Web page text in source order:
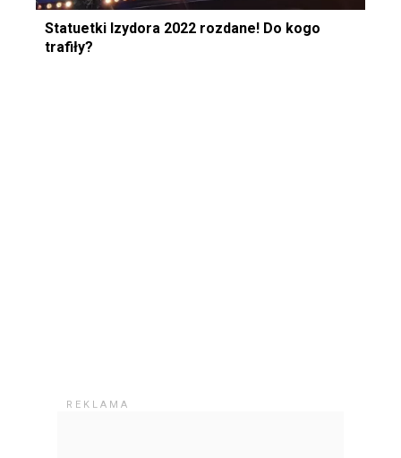
Statuetki Izydora 2022 rozdane! Do kogo
trafiły?